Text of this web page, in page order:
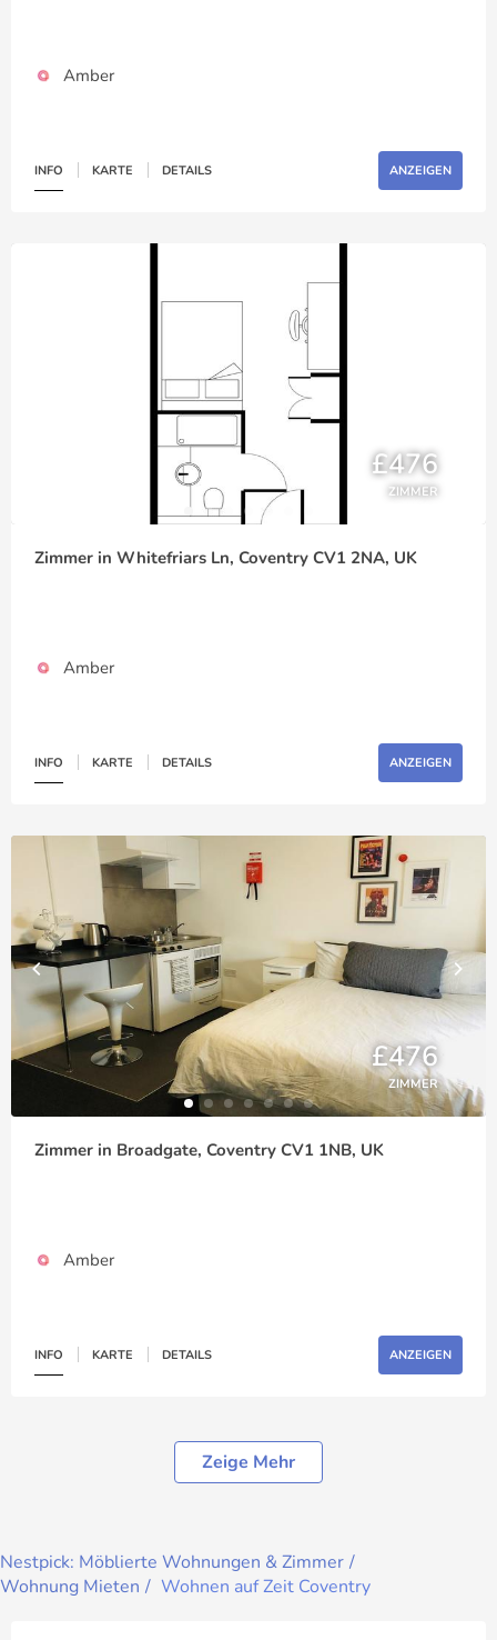
Amber
INFO KARTE DETAILS ANZEIGEN
£476
ZIMMER
Zimmer in Whitefriars Ln, Coventry CV1 2NA, UK
Amber
INFO KARTE DETAILS ANZEIGEN
£476
ZIMMER
Zimmer in Broadgate, Coventry CV1 1NB, UK
Amber
INFO KARTE DETAILS ANZEIGEN
Zeige Mehr
Nestpick: Möblierte Wohnungen & Zimmer
Wohnung Mieten
Wohnen auf Zeit Coventry